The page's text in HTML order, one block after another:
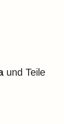
und Teile